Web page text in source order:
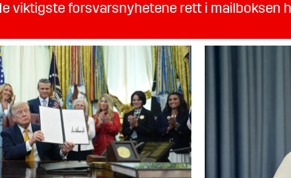
viktigste forsvarsnyhetene rett i mailboksen